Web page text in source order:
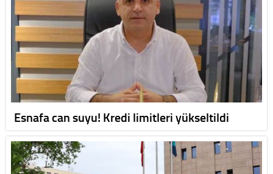
Esnafa can suyu! Kredi limitleri yükseltildi